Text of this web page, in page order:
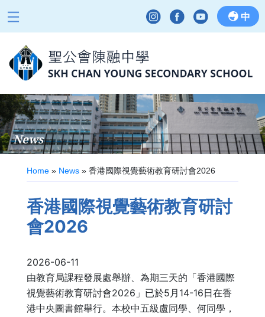
中
News
Home » News » 香港國際視覺藝術教育研討會2026
香港國際視覺藝術教育研討
會2026
2026-06-11
由教育局課程發展處舉辦、為期三天的「香港國際
視覺藝術教育研討會2026」已於5月14-16日在香
港中央圖書館舉行。本校中五級盧同學、何同學，